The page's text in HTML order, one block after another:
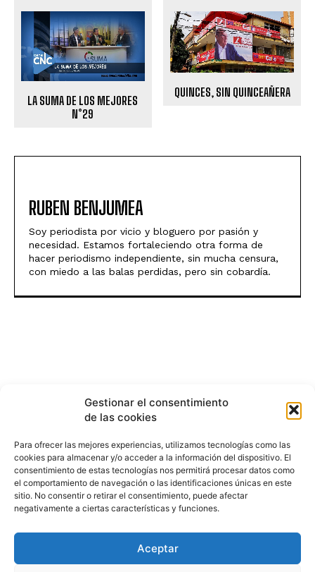
Gestionar el consentimiento
de las cookies
Para ofrecer las mejores experiencias, utilizamos tecnologías como las
cookies para almacenar y/o acceder a la información del dispositivo. El
consentimiento de estas tecnologías nos permitirá procesar datos como
el comportamiento de navegación o las identificaciones únicas en este
sitio. No consentir o retirar el consentimiento, puede afectar
negativamente a ciertas características y funciones.
Aceptar
LA SUMA DE LOS MEJORES
N°29
QUINCES, SIN QUINCEAÑERA
RUBEN BENJUMEA
Soy periodista por vicio y bloguero por pasión y
necesidad. Estamos fortaleciendo otra forma de
hacer periodismo independiente, sin mucha censura,
con miedo a las balas perdidas, pero sin cobardía.
HISTORIA PODCAST